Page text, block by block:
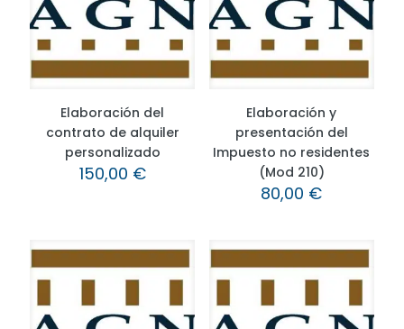
Elaboración del
contrato de alquiler
personalizado
150,00 €
Elaboración y
presentación del
Impuesto no residentes
(Mod 210)
80,00 €